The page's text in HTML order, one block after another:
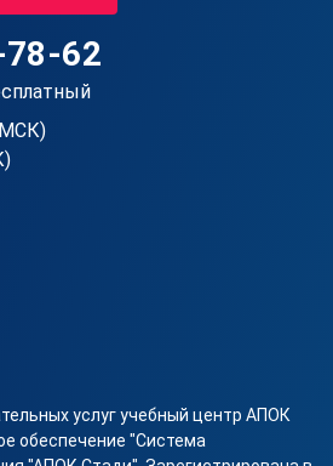
62
услуг учебный центр АПОК
обеспечение "Система